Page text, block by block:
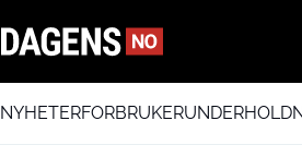
NYHETERFORBRUKER